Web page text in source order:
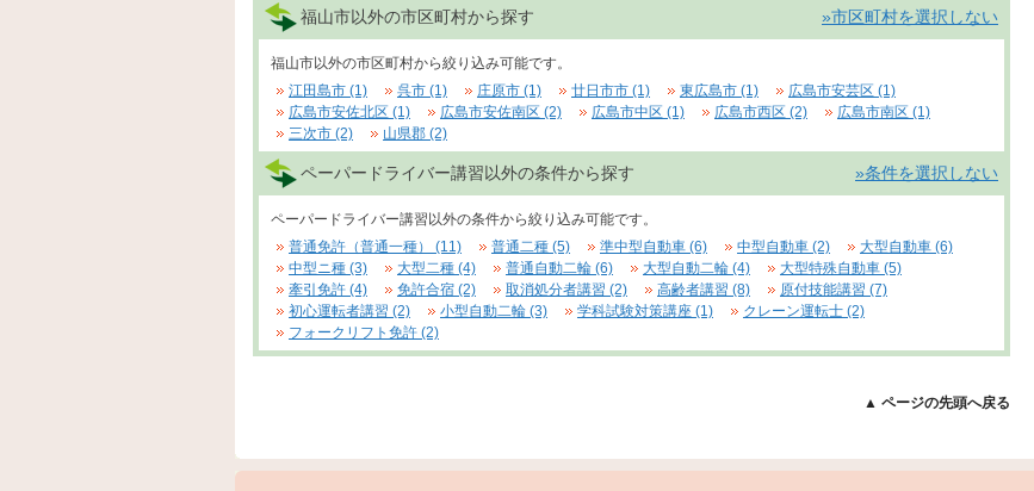
福山市以外の市区町村から探す »市区町村を選択しない
福山市以外の市区町村から絞り込み可能です。
江田島市 (1)
呉市 (1) 庄原市 (1) 廿日市市 (1) 東広島市 (1)
広島市安芸区 (1)
広島市安佐北区 (1)
広島市安佐南区 (2) 広島市中区 (1) 広島市西区 (2)
広島市南区 (1)
三次市 (2)
山県郡 (2)
ペーパードライバー講習以外の条件から探す »条件を選択しない
ペーパードライバー講習以外の条件から絞り込み可能です。
普通免許（普通一種） (11)
普通二種 (5) 準中型自動車 (6) 中型自動車 (2)
大型自動車 (6)
中型ニ種 (3)
大型二種 (4) 普通自動二輪 (6) 大型自動二輪 (4)
大型特殊自動車 (5)
牽引免許 (4)
免許合宿 (2) 取消処分者講習 (2) 高齢者講習 (8)
原付技能講習 (7)
初心運転者講習 (2)
小型自動二輪 (3) 学科試験対策講座 (1)
クレーン運転士 (2)
フォークリフト免許 (2)
▲ ページの先頭へ戻る